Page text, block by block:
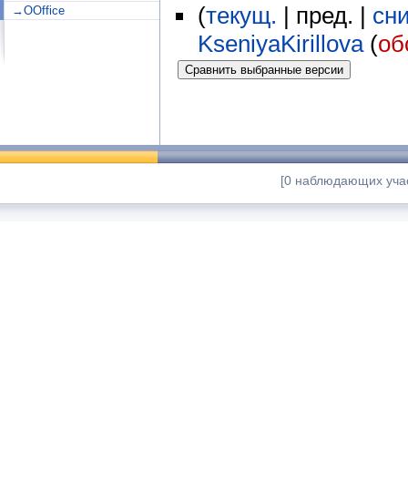
→OOffice
(текущ. | пред. |
KseniyaKirillova (
[0 наблюдающих